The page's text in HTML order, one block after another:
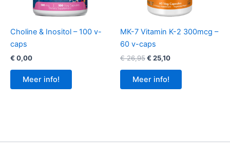
Choline & Inositol – 100 v-
caps
€ 0,00
Meer info!
MK-7 Vitamin K-2 300mcg –
60 v-caps
€26,95Oorspronkelijke
was:
€ 26,95.
€ 25,10Huidige
Meer info!